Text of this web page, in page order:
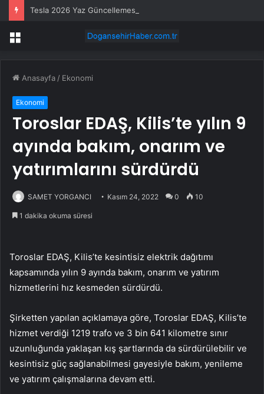
Menü
Anasayfa / Ekonomi
Ekonomi
Toroslar EDAŞ, Kilis’te yılın 9
ayında bakım, onarım ve
yatırımlarını sürdürdü
SAMET YORGANCI Kasım 24, 2022 0 10
1 dakika okuma süresi
Toroslar EDAŞ, Kilis’te kesintisiz elektrik dağıtımı
kapsamında yılın 9 ayında bakım, onarım ve yatırım
hizmetlerini hız kesmeden sürdürdü.
Şirketten yapılan açıklamaya göre, Toroslar EDAŞ, Kilis’te
hizmet verdiği 1219 trafo ve 3 bin 641 kilometre sınır
uzunluğunda yaklaşan kış şartlarında da sürdürülebilir ve
kesintisiz güç sağlanabilmesi gayesiyle bakım, yenileme
ve yatırım çalışmalarına devam etti.